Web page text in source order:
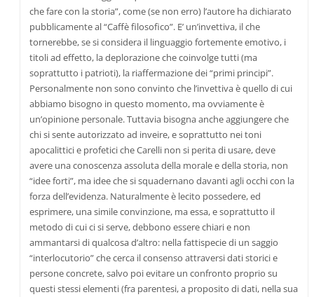
che fare con la storia”, come (se non erro) l’autore ha dichiarato
pubblicamente al “Caffè filosofico”. E’ un’invettiva, il che
tornerebbe, se si considera il linguaggio fortemente emotivo, i
titoli ad effetto, la deplorazione che coinvolge tutti (ma
soprattutto i patrioti), la riaffermazione dei “primi principi”.
Personalmente non sono convinto che l’invettiva è quello di cui
abbiamo bisogno in questo momento, ma ovviamente è
un’opinione personale. Tuttavia bisogna anche aggiungere che
chi si sente autorizzato ad inveire, e soprattutto nei toni
apocalittici e profetici che Carelli non si perita di usare, deve
avere una conoscenza assoluta della morale e della storia, non
“idee forti”, ma idee che si squadernano davanti agli occhi con la
forza dell’evidenza. Naturalmente è lecito possedere, ed
esprimere, una simile convinzione, ma essa, e soprattutto il
metodo di cui ci si serve, debbono essere chiari e non
ammantarsi di qualcosa d’altro: nella fattispecie di un saggio
“interlocutorio” che cerca il consenso attraversi dati storici e
persone concrete, salvo poi evitare un confronto proprio su
questi stessi elementi (fra parentesi, a proposito di dati, nella sua